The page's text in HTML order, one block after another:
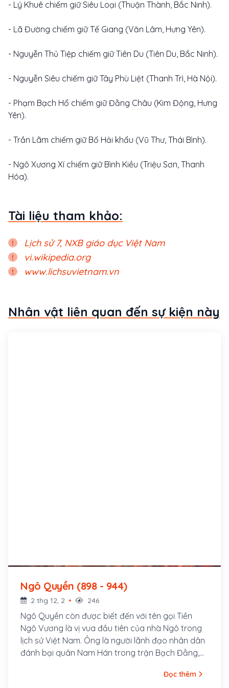
- Lý Khuê chiếm giữ Siêu Loại (Thuận Thành, Bắc Ninh).
- Lã Đường chiếm giữ Tế Giang (Văn Lâm, Hưng Yên).
- Nguyễn Thủ Tiệp chiếm giữ Tiên Du (Tiên Du, Bắc Ninh).
- Nguyễn Siêu chiếm giữ Tây Phù Liệt (Thanh Trì, Hà Nội).
- Phạm Bạch Hổ chiếm giữ Đằng Châu (Kim Động, Hưng
Yên).
- Trần Lãm chiếm giữ Bố Hải khẩu (Vũ Thư, Thái Bình).
- Ngô Xương Xí chiếm giữ Bình Kiều (Triệu Sơn, Thanh
Hóa).
Tài liệu tham khảo:
Lịch sử 7, NXB giáo dục Việt Nam
vi.wikipedia.org
www.lichsuvietnam.vn
Nhân vật liên quan đến sự kiện này
Ngô Quyền (898 - 944)
2 thg 12, 2 246
Ngô Quyền còn được biết đến với tên gọi Tiền
Ngô Vương là vị vua đầu tiên của nhà Ngô trong
lịch sử Việt Nam. Ông là người lãnh đạo nhân dân
đánh bại quân Nam Hán trong trận Bạch Đằng,
Quyền là người Đường Lâm (Sơn Tây, Hà Nội), cha
Đọc thêm